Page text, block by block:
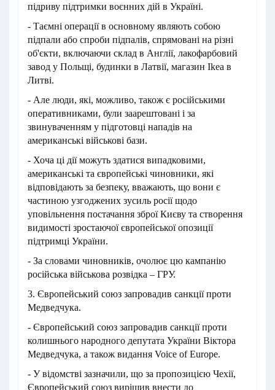
підриву підтримки воєнних дій в Україні.
- Таємні операції в основному являють собою
підпали або спроби підпалів, спрямовані на різні
об'єкти, включаючи склад в Англії, лакофарбовий
завод у Польщі, будинки в Латвії, магазин Ikea в
Литві.
- Але люди, які, можливо, також є російськими
оперативниками, були заарештовані і за
звинуваченням у підготовці нападів на
американські військові бази.
- Хоча ці дії можуть здатися випадковими,
американські та європейські чиновники, які
відповідають за безпеку, вважають, що вони є
частиною узгоджених зусиль росії щодо
уповільнення постачання зброї Києву та створення
видимості зростаючої європейської опозиції
підтримці України.
- За словами чиновників, очолює цю кампанію
російська військова розвідка – ГРУ.
3. Європейський союз запровадив санкції проти
Медведчука.
- Європейський союз запровадив санкції проти
колишнього народного депутата України Віктора
Медведчука, а також видання Voice of Europe.
- У відомстві зазначили, що за пропозицією Чехії,
Європейський союз вирішив внести до